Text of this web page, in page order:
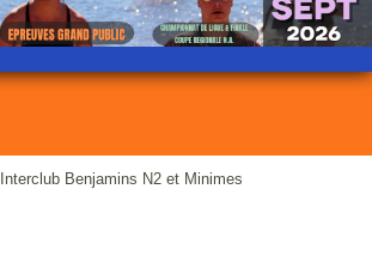
Interclub Benjamins N2 et Minimes